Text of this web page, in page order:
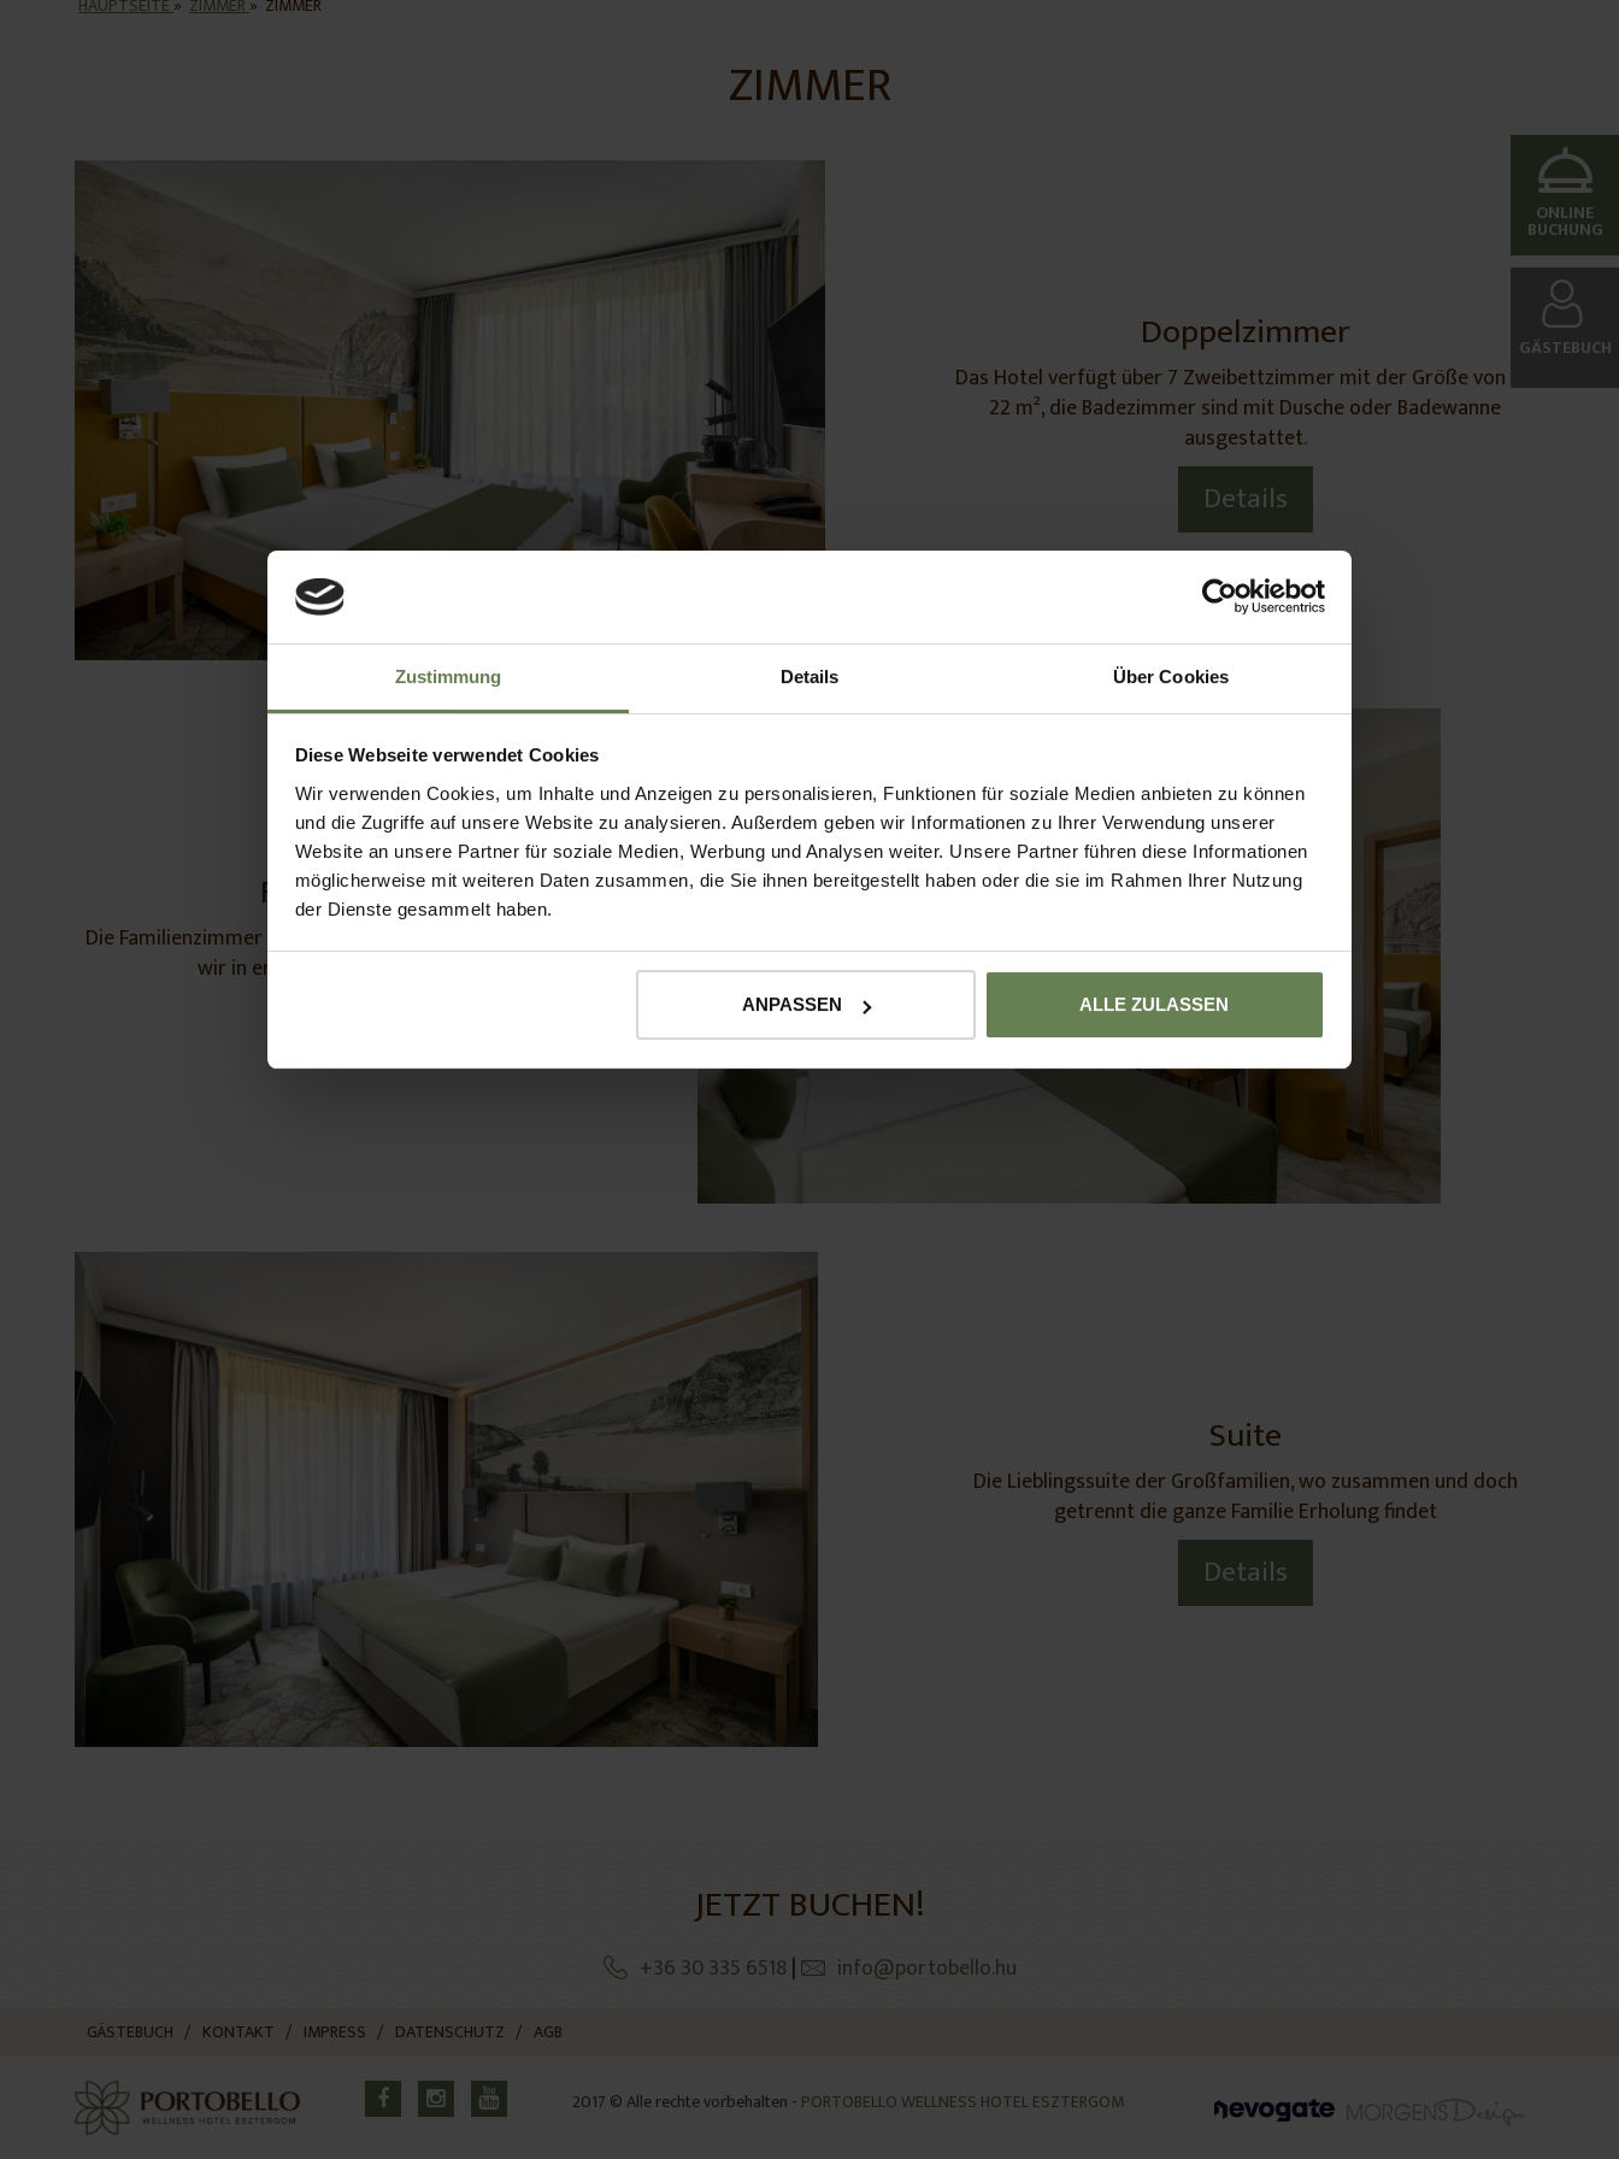
Zustimmung Details Über Cookies
Diese Webseite verwendet Cookies
Wir verwenden Cookies, um Inhalte und Anzeigen zu personalisieren, Funktionen für soziale Medien anbieten zu können
und die Zugriffe auf unsere Website zu analysieren. Außerdem geben wir Informationen zu Ihrer Verwendung unserer
Website an unsere Partner für soziale Medien, Werbung und Analysen weiter. Unsere Partner führen diese Informationen
möglicherweise mit weiteren Daten zusammen, die Sie ihnen bereitgestellt haben oder die sie im Rahmen Ihrer Nutzung
der Dienste gesammelt haben.
ANPASSEN ALLE ZULASSEN
ONLINE
BUCHUNG
GÄSTEBUCH
ZIMMER
Doppelzimmer
Das Hotel verfügt über 7 Zweibettzimmer mit der Größe von 18-
22 m², die Badezimmer sind mit Dusche oder Badewanne
ausgestattet.
Details
Familienzimmer
Die Familienzimmer bestehen aus 2 Bereichen mit 40 m², welche
wir in erste Linie für Familie empfehlen.
Suite
Die Lieblingssuite der Großfamilien, wo zusammen und doch
getrennt die ganze Familie Erholung findet
Details
JETZT BUCHEN!
+36 30 335 6518| info@portobello.hu
GÄSTEBUCH KONTAKT IMPRESS DATENSCHUTZ AGB
2017 © Alle rechte vorbehalten - PORTOBELLO WELLNESS HOTEL ESZTERGOM